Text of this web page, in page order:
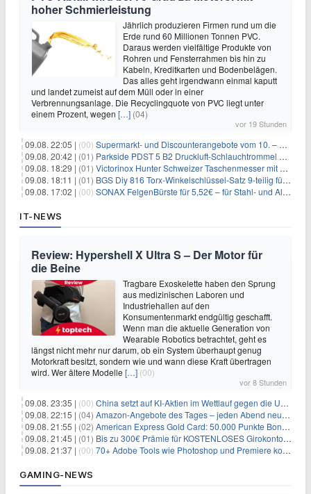
hoher Schmierleistung
Jährlich produzieren Firmen rund um die
Erde rund 60 Millionen Tonnen PVC.
Daraus werden vielfältige Produkte von
Rohren und Fensterrahmen bis hin zu
Kabeln, Kreditkarten und Bodenbelägen.
Das alles geht irgendwann einmal kaputt
und landet zumeist auf dem Müll oder in einer
Verbrennungsanlage. Die Recyclingquote von PVC liegt unter
einem Prozent, wegen […] (04)
vor 19 Stunden
09.08. 22:05 | (00) Supermarkt- und Discounterangebote vom 10. – 15.08.2026
09.08. 20:42 | (01) Parkside PDST 5 B2 Druckluft-Schlauchtrommel mit 10 m Schlauch für 25,94€
09.08. 18:29 | (01) Victorinox Hunter Schweizer Taschenmesser mit 12 Funktionen für 43,99€
09.08. 18:11 | (01) BGS Diy 816 Torx-Winkelschlüssel-Satz 9-teilig für 6,45€
09.08. 17:02 | (00) SONAX FelgenBürste für 5,52€ – für Stahl- und Alufelgen
IT-NEWS
Review: Hypershell X Ultra S – Der Motor für
die Beine
Tragbare Exoskelette haben den Sprung
aus medizinischen Laboren und
Industriehallen auf den
Konsumentenmarkt endgültig geschafft.
Wenn man die aktuelle Generation von
Wearable Robotics betrachtet, geht es
längst nicht mehr nur darum, ob ein System überhaupt genug
Motorkraft besitzt, sondern wie und wann diese Kraft übertragen
wird. Wer ältere Modelle […] (00)
vor 8 Stunden
09.08. 23:35 | (00) China setzt auf KI-Aktien im Wettlauf gegen die USA um Chip- und Technologiedominanz
09.08. 22:15 | (04) Amazon-Angebote des Tages – jeden Abend neue Deals zum Stöbern
09.08. 21:55 | (02) American Express Gold Card: 50.000 Punkte Bonus + Metall-Kreditkarte
09.08. 21:45 | (01) Bis zu 300€ Prämie für KOSTENLOSES Girokonto bei der Santander – 50€ schon nach 1 Woche!
09.08. 21:37 | (00) 70+ Adobe Tools wie Photoshop und Premiere kostenlos in ChatGPT
GAMING-NEWS